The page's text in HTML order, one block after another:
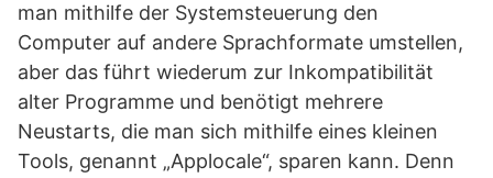
man mithilfe der Systemsteuerung den
Computer auf andere Sprachformate umstellen,
aber das führt wiederum zur Inkompatibilität
alter Programme und benötigt mehrere
Neustarts, die man sich mithilfe eines kleinen
Tools, genannt „Applocale“, sparen kann. Denn